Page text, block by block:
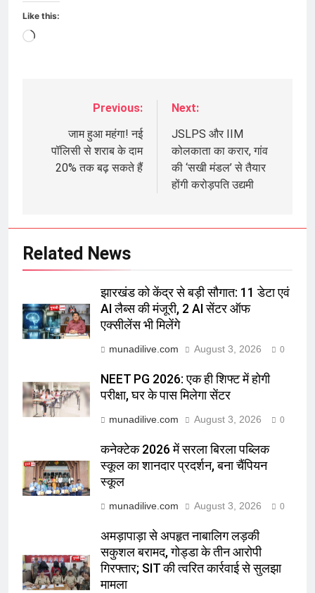
Like this:
Loading…
navigation
Previous:
जाम हुआ महंगा! नई
पॉलिसी से शराब के दाम
20% तक बढ़ सकते हैं
Next:
JSLPS और IIM
कोलकाता का करार, गांव
की ‘सखी मंडल’ से तैयार
होंगी करोड़पति उद्यमी
Related News
झारखंड को केंद्र से बड़ी सौगात: 11 डेटा एवं
AI लैब्स की मंजूरी, 2 AI सेंटर ऑफ
एक्सीलेंस भी मिलेंगे
munadilive.com August 3, 2026 0
NEET PG 2026: एक ही शिफ्ट में होगी
परीक्षा, घर के पास मिलेगा सेंटर
munadilive.com August 3, 2026 0
कनेक्टेक 2026 में सरला बिरला पब्लिक
स्कूल का शानदार प्रदर्शन, बना चैंपियन
स्कूल
munadilive.com August 3, 2026 0
अमड़ापाड़ा से अपहृत नाबालिग लड़की
सकुशल बरामद, गोड्डा के तीन आरोपी
गिरफ्तार; SIT की त्वरित कार्रवाई से सुलझा
मामला